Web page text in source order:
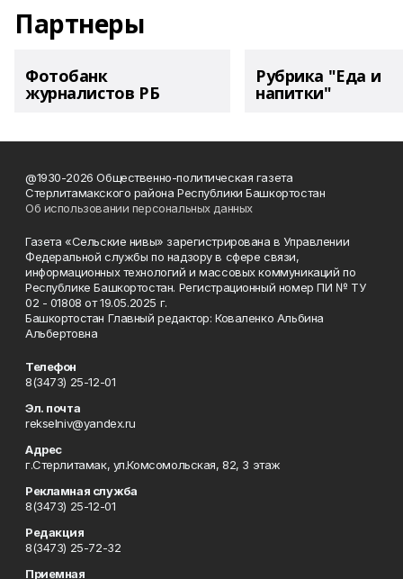
Партнеры
Фотобанк
журналистов РБ
Рубрика "Еда и
напитки"
@1930-2026 Общественно-политическая газета
Стерлитамакского района Республики Башкортостан
Об использовании персональных данных
Газета «Сельские нивы» зарегистрирована в Управлении
Федеральной службы по надзору в сфере связи,
информационных технологий и массовых коммуникаций по
Республике Башкортостан. Регистрационный номер ПИ № ТУ
02 - 01808 от 19.05.2025 г.
Башкортостан Главный редактор: Коваленко Альбина
Альбертовна
Телефон
8(3473) 25-12-01
Эл. почта
rekselniv@yandex.ru
Адрес
г.Стерлитамак, ул.Комсомольская, 82, 3 этаж
Рекламная служба
8(3473) 25-12-01
Редакция
8(3473) 25-72-32
Приемная